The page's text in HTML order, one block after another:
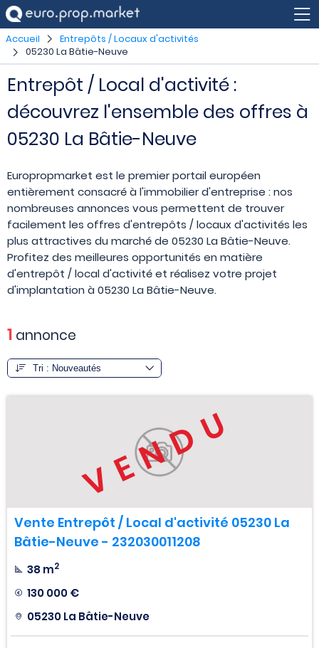
Accueil
Entrepôts / Locaux d'activités
05230 La Bâtie-Neuve
Entrepôt / Local d'activité :
découvrez l'ensemble des offres à
05230 La Bâtie-Neuve
Europropmarket est le premier portail européen
entièrement consacré à l'immobilier d'entreprise : nos
nombreuses annonces vous permettent de trouver
facilement les offres d'entrepôts / locaux d'activités les
plus attractives du marché de 05230 La Bâtie-Neuve.
Profitez des meilleures opportunités en matière
d'entrepôt / local d'activité et réalisez votre projet
d'implantation à 05230 La Bâtie-Neuve.
1 annonce
VENDU
Vente Entrepôt / Local d'activité 05230 La
Bâtie-Neuve - 232030011208
38 m2
130 000 €
05230 La Bâtie-Neuve